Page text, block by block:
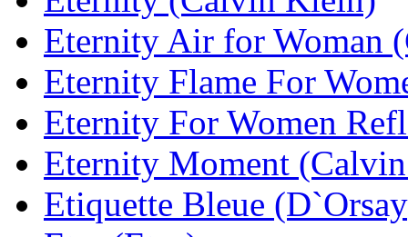
Eternity Air for Woman
Eternity Flame For
Eternity For Women
Eternity Moment
Etiquette Bleue